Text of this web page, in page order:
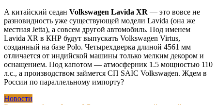
А китайский седан Volkswagen Lavida XR — это вовсе не
разновидность уже существующей модели Lavida (она же
местная Jetta), а совсем другой автомобиль. Под именем
Lavida XR в КНР будут выпускать Volkswagen Virtus,
созданный на базе Polo. Четырехдверка длиной 4561 мм
отличается от индийской машины только мелким декором и
оснащением. Под капотом — атмосферник 1.5 мощностью 110
л.с., а производством займется СП SAIC Volkswagen. Ждем в
России по параллельному импорту?
Новости